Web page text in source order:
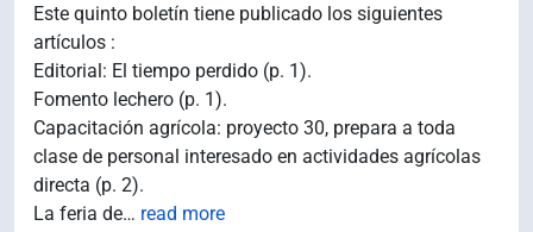
Este quinto boletín tiene publicado los siguientes
artículos :
Editorial: El tiempo perdido (p. 1).
Fomento lechero (p. 1).
Capacitación agrícola: proyecto 30, prepara a toda
clase de personal interesado en actividades agrícolas
directa (p. 2).
La feria de… read more